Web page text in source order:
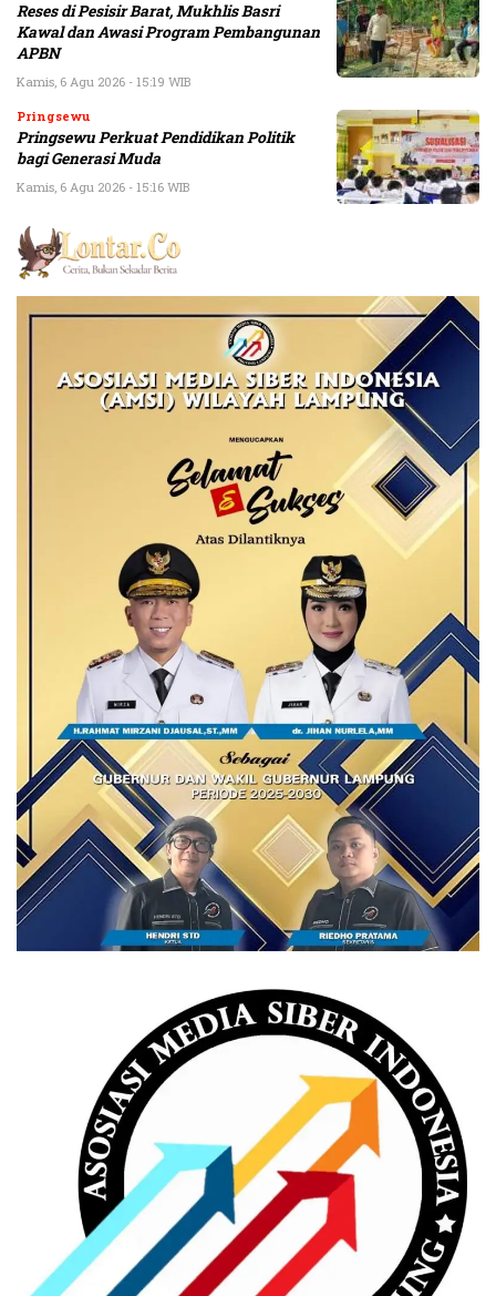
Reses di Pesisir Barat, Mukhlis Basri
Kawal dan Awasi Program Pembangunan
APBN
Kamis, 6 Agu 2026 - 15:19 WIB
Pringsewu
Pringsewu Perkuat Pendidikan Politik
bagi Generasi Muda
Kamis, 6 Agu 2026 - 15:16 WIB